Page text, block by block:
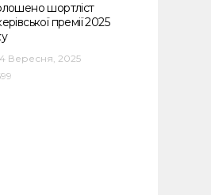
шортліст
премії 2025
Вересня, 2025